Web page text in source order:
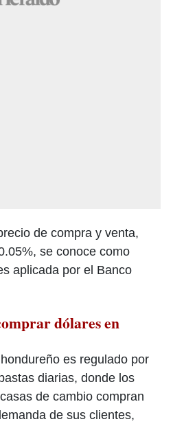
de compra y venta,
se conoce como
aplicada por el Banco
dólares en
es regulado por
diarias, donde los
de cambio compran
de sus clientes,